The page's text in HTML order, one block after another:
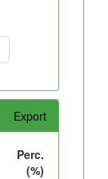
Export
Perc.
(%)